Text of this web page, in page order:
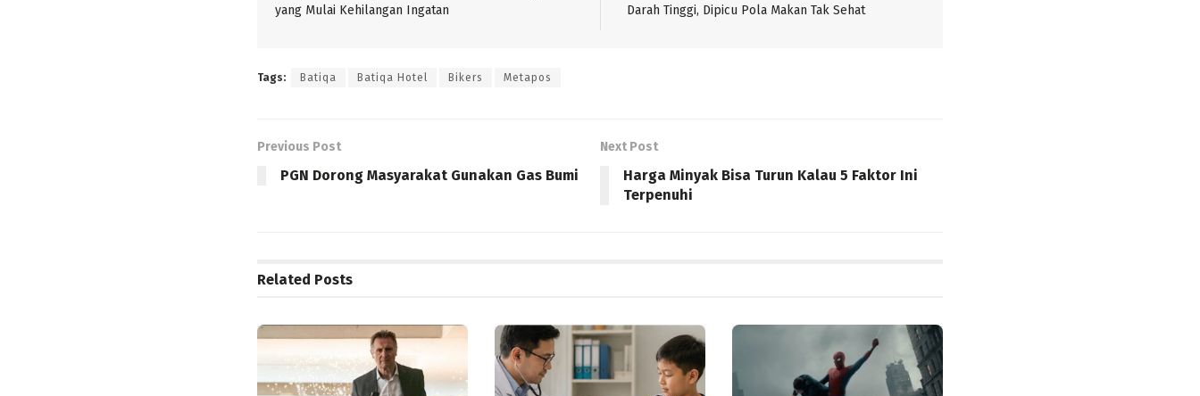
yang Mulai Kehilangan Ingatan
Darah Tinggi, Dipicu Pola Makan Tak Sehat
Tags: Batiqa Batiqa Hotel Bikers Metapos
Previous Post
PGN Dorong Masyarakat Gunakan Gas Bumi
Next Post
Harga Minyak Bisa Turun Kalau 5 Faktor Ini
Terpenuhi
Related Posts